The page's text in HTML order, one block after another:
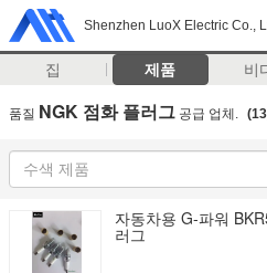
Shenzhen LuoX Electric Co.,
집 제품 비
품질 NGK 점화 플러그 공급 업체.
자동차용 G-파워
러그